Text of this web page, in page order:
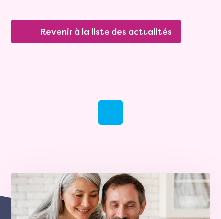
Revenir à la liste des actualités